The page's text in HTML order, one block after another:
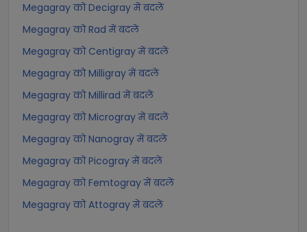
Megagray को Decigray में बदलें
Megagray को Rad में बदलें
Megagray को Centigray में बदलें
Megagray को Milligray में बदलें
Megagray को Millirad में बदलें
Megagray को Microgray में बदलें
Megagray को Nanogray में बदलें
Megagray को Picogray में बदलें
Megagray को Femtogray में बदलें
Megagray को Attogray में बदलें